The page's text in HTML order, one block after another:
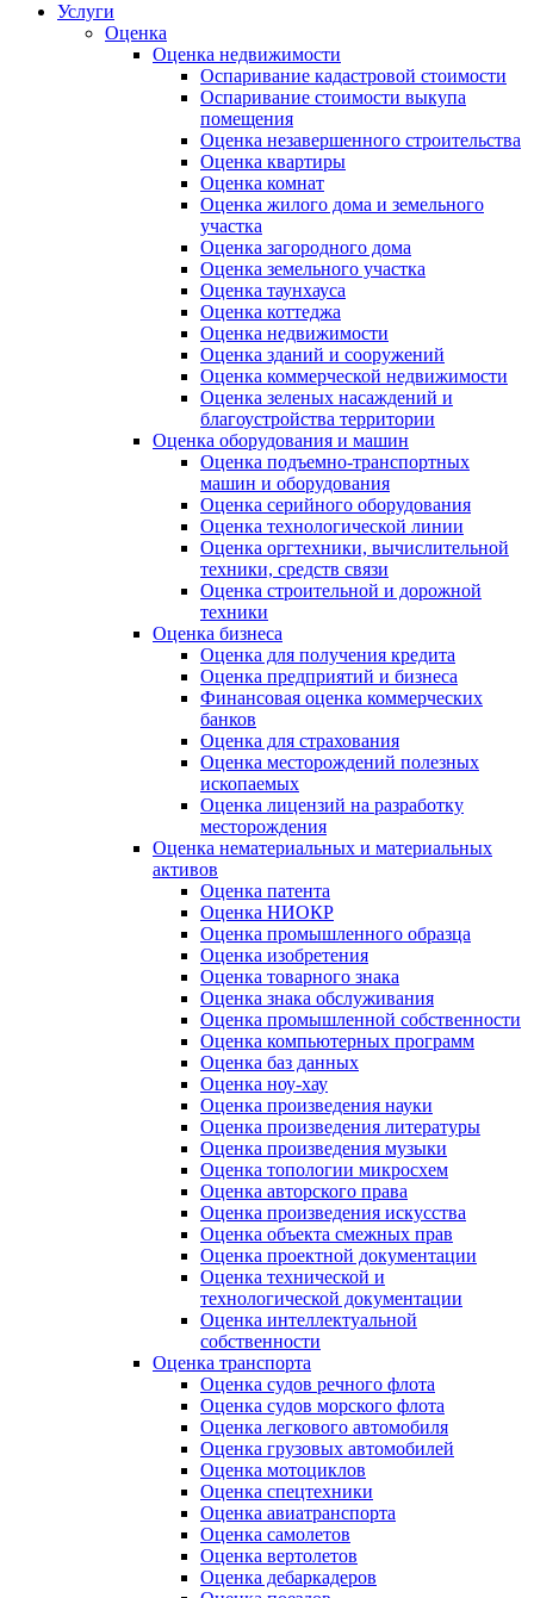
Услуги
Оценка
Оценка недвижимости
Оспаривание кадастровой стоимости
Оспаривание стоимости выкупа
помещения
Оценка незавершенного строительства
Оценка квартиры
Оценка комнат
Оценка жилого дома и земельного
участка
Оценка загородного дома
Оценка земельного участка
Оценка таунхауса
Оценка коттеджа
Оценка недвижимости
Оценка зданий и сооружений
Оценка коммерческой недвижимости
Оценка зеленых насаждений и
благоустройства территории
Оценка оборудования и машин
Оценка подъемно-транспортных
машин и оборудования
Оценка серийного оборудования
Оценка технологической линии
Оценка оргтехники, вычислительной
техники, средств связи
Оценка строительной и дорожной
техники
Оценка бизнеса
Оценка для получения кредита
Оценка предприятий и бизнеса
Финансовая оценка коммерческих
банков
Оценка для страхования
Оценка месторождений полезных
ископаемых
Оценка лицензий на разработку
месторождения
Оценка нематериальных и материальных
активов
Оценка патента
Оценка НИОКР
Оценка промышленного образца
Оценка изобретения
Оценка товарного знака
Оценка знака обслуживания
Оценка промышленной собственности
Оценка компьютерных программ
Оценка баз данных
Оценка ноу-хау
Оценка произведения науки
Оценка произведения литературы
Оценка произведения музыки
Оценка топологии микросхем
Оценка авторского права
Оценка произведения искусства
Оценка объекта смежных прав
Оценка проектной документации
Оценка технической и
технологической документации
Оценка интеллектуальной
собственности
Оценка транспорта
Оценка судов речного флота
Оценка судов морского флота
Оценка легкового автомобиля
Оценка грузовых автомобилей
Оценка мотоциклов
Оценка спецтехники
Оценка авиатранспорта
Оценка самолетов
Оценка вертолетов
Оценка дебаркадеров